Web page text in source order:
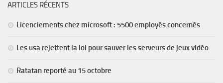
ARTICLES RÉCENTS
Licenciements chez microsoft : 5500 employés concernés
Les usa rejettent la loi pour sauver les serveurs de jeux vidéo
Ratatan reporté au 15 octobre